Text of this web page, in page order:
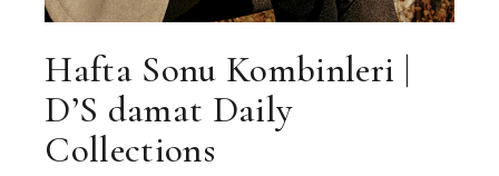
Hafta Sonu Kombinleri |
D’S damat Daily
Collections